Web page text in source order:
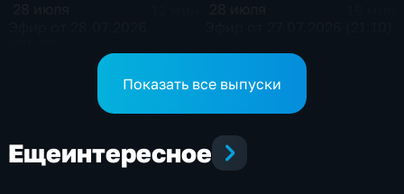
Показать все выпуски
Ещеинтересное